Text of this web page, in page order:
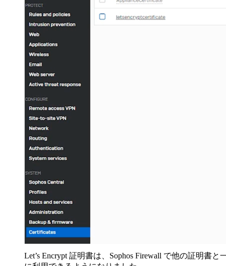
Let’s Encrypt 証明書は、Sophos Firewall で他の証明書と